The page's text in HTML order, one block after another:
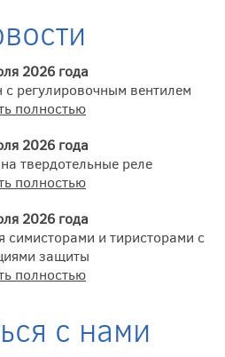
2026 года
регулировочным вентилем
полностью
2026 года
твердотельные реле
полностью
2026 года
симисторами и тиристорами с
защиты
полностью
с нами